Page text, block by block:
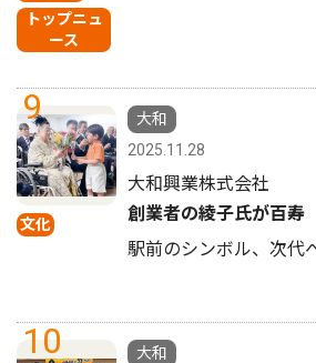
トップニュ
ース
9
文化
大和
2025.11.28
大和興業株式会社
創業者の綾子氏が百寿
駅前のシンボル、次代
10
大和